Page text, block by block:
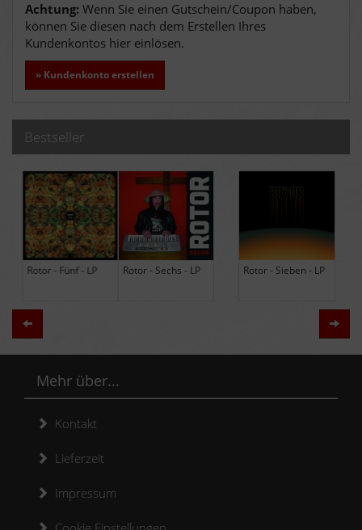
Achtung: Wenn Sie einen Gutschein/Coupon haben,
können Sie diesen nach dem Erstellen Ihres
Kundenkontos hier einlösen.
» Kundenkonto erstellen
Bestseller
Rotor - Sechs - LP Rotor - Sieben - LP
Hodja - The Band -
Zurück
Mehr über...
Kontakt
Lieferzeit
Impressum